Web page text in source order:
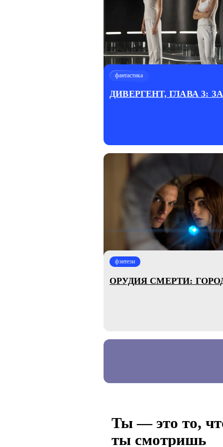
фантастика
ДИВЕРГЕНТ, ГЛАВА 3:
фэнтези
ОРУДИЯ СМЕРТИ:
Ты — это то,
ты смотришь